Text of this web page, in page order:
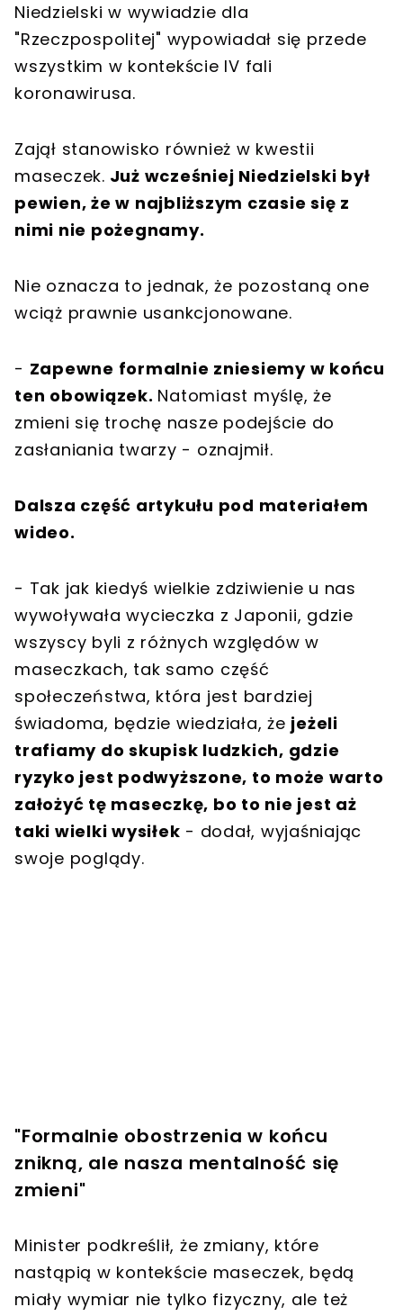
Niedzielski w wywiadzie dla
"Rzeczpospolitej" wypowiadał się przede
wszystkim w kontekście IV fali
koronawirusa.
Zajął stanowisko również w kwestii
maseczek. Już wcześniej Niedzielski był
pewien, że w najbliższym czasie się z
nimi nie pożegnamy.
Nie oznacza to jednak, że pozostaną one
wciąż prawnie usankcjonowane.
- Zapewne formalnie zniesiemy w końcu
ten obowiązek. Natomiast myślę, że
zmieni się trochę nasze podejście do
zasłaniania twarzy - oznajmił.
Dalsza część artykułu pod materiałem
wideo.
- Tak jak kiedyś wielkie zdziwienie u nas
wywoływała wycieczka z Japonii, gdzie
wszyscy byli z różnych względów w
maseczkach, tak samo część
społeczeństwa, która jest bardziej
świadoma, będzie wiedziała, że jeżeli
trafiamy do skupisk ludzkich, gdzie
ryzyko jest podwyższone, to może warto
założyć tę maseczkę, bo to nie jest aż
taki wielki wysiłek - dodał, wyjaśniając
swoje poglądy.
"Formalnie obostrzenia w końcu
znikną, ale nasza mentalność się
zmieni"
Minister podkreślił, że zmiany, które
nastąpią w kontekście maseczek, będą
miały wymiar nie tylko fizyczny, ale też